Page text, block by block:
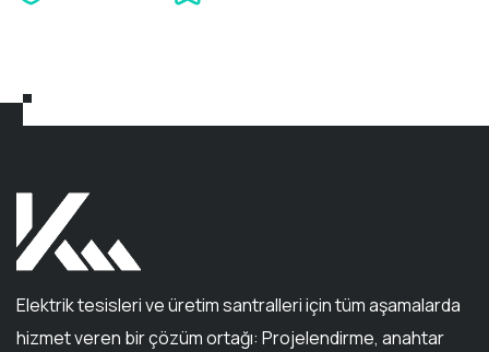
Elektrik tesisleri ve üretim santralleri için tüm aşamalarda
hizmet veren bir çözüm ortağı: Projelendirme, anahtar